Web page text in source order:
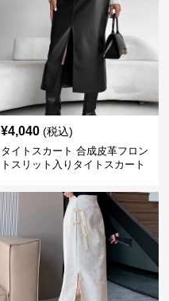
¥4,040 (税込)
タイトスカート 合成皮革フロン
トスリット入りタイトスカート